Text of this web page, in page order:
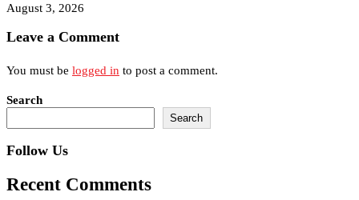
August 3, 2026
Leave a Comment
You must be logged in to post a comment.
Search
Search
Follow Us
Recent Comments